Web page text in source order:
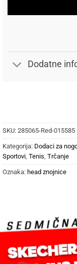
Dodatne
SKU: 285065-Red-015585
Kategorija: Dodaci za
Sportovi Tenis Trčanje
Oznaka: head znojnice